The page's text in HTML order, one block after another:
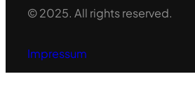
© 2025. All rights reserved.
Impressum